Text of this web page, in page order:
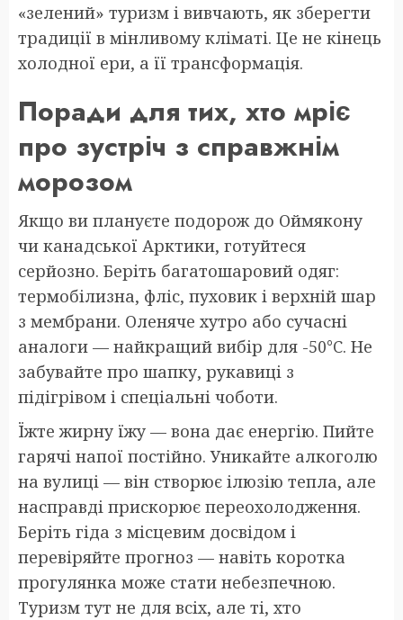
«зелений» туризм і вивчають, як зберегти
традиції в мінливому кліматі. Це не кінець
холодної ери, а її трансформація.
Поради для тих, хто мріє
про зустріч з справжнім
морозом
Якщо ви плануєте подорож до Оймякону
чи канадської Арктики, готуйтеся
серйозно. Беріть багатошаровий одяг:
термобілизна, фліс, пуховик і верхній шар
з мембрани. Оленяче хутро або сучасні
аналоги — найкращий вибір для -50°C. Не
забувайте про шапку, рукавиці з
підігрівом і спеціальні чоботи.
Їжте жирну їжу — вона дає енергію. Пийте
гарячі напої постійно. Уникайте алкоголю
на вулиці — він створює ілюзію тепла, але
насправді прискорює переохолодження.
Беріть гіда з місцевим досвідом і
перевіряйте прогноз — навіть коротка
прогулянка може стати небезпечною.
Туризм тут не для всіх, але ті, хто